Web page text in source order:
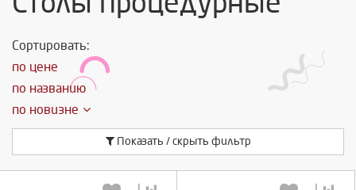
Сортировать:
по цене
по названию
по новизне
Показать / скрыть фильтр